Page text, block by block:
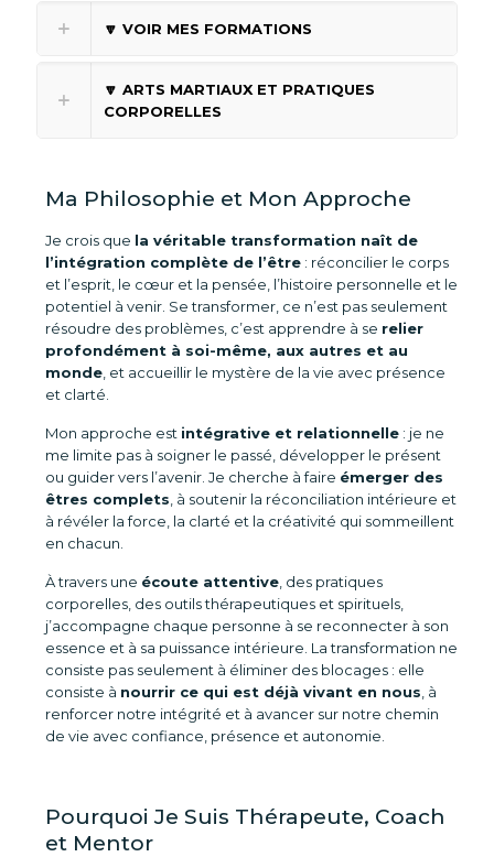
🔽 VOIR MES FORMATIONS
🔽 ARTS MARTIAUX ET PRATIQUES
CORPORELLES
Ma Philosophie et Mon Approche
Je crois que la véritable transformation naît de
l’intégration complète de l’être: réconcilier le corps
et l’esprit, le cœur et la pensée, l’histoire personnelle et le
potentiel à venir. Se transformer, ce n’est pas seulement
résoudre des problèmes, c’est apprendre à se relier
profondément à soi-même, aux autres et au
monde, et accueillir le mystère de la vie avec présence
et clarté.
Mon approche est intégrative et relationnelle: je ne
me limite pas à soigner le passé, développer le présent
ou guider vers l’avenir. Je cherche à faire émerger des
êtres complets , à soutenir la réconciliation intérieure et
à révéler la force, la clarté et la créativité qui sommeillent
en chacun.
À travers une écoute attentive, des pratiques
corporelles, des outils thérapeutiques et spirituels,
j’accompagne chaque personne à se reconnecter à son
essence et à sa puissance intérieure. La transformation ne
consiste pas seulement à éliminer des blocages : elle
consiste à nourrir ce qui est déjà vivant en nous , à
renforcer notre intégrité et à avancer sur notre chemin
de vie avec confiance, présence et autonomie.
Pourquoi Je Suis Thérapeute, Coach
et Mentor